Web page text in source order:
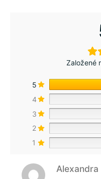
Založené
5
4
3
2
1
Alexandra